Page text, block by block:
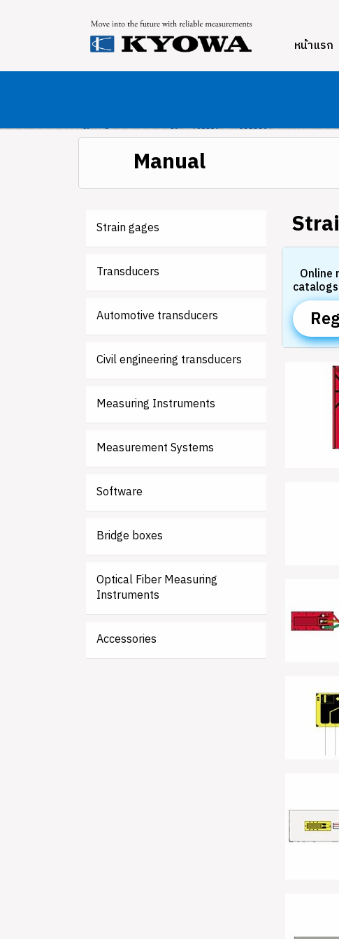
หน้าแรก
Manual
Strain gages
Transducers
Automotive transducers
Civil engineering transducers
Measuring Instruments
Measurement Systems
Software
Bridge boxes
Optical Fiber Measuring
Instruments
Accessories
Online